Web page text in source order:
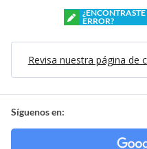
Luego de jurar ante el
tendrá un plazo de 30
acabado sobre las
empresa San Sebastián.